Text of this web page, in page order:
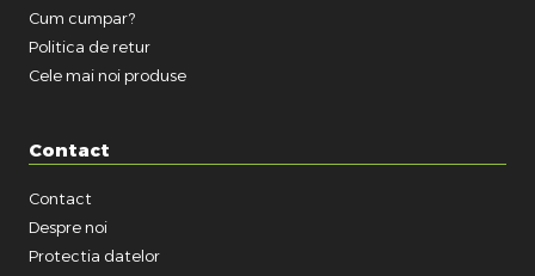
Cum cumpar?
Politica de retur
Cele mai noi produse
Contact
Contact
Despre noi
Protectia datelor